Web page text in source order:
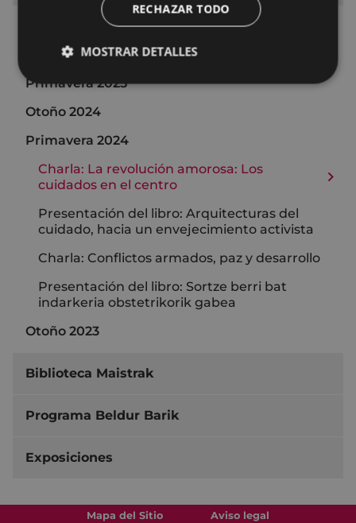
Primavera 2026
Otoño 2025
Primavera 2025
Otoño 2024
Primavera 2024
Charla: La revolución amorosa: Los
cuidados en el centro
Presentación del libro: Arquitecturas del
cuidado, hacia un envejecimiento activista
Charla: Conflictos armados, paz y desarrollo
Presentación del libro: Sortze berri bat
indarkeria obstetrikorik gabea
Otoño 2023
Biblioteca Maistrak
Programa Beldur Barik
Exposiciones
Mapa del Sitio
Aviso legal
RECHAZAR TODO
MOSTRAR DETALLES